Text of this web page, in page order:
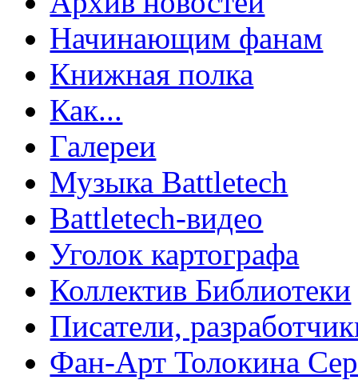
Начинающим фанам
Книжная полка
Как...
Галереи
Музыка Battletech
Battletech-видео
Уголок картографа
Коллектив Библиотеки
Писатели,
Фан-Арт Толокина